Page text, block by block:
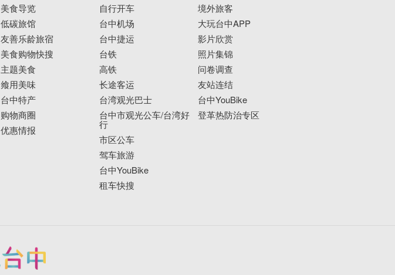
美食导览
低碳旅馆
友善乐龄旅宿
美食购物快搜
主题美食
飨用美味
台中特产
购物商圈
优惠情报
自行开车
台中机场
台中捷运
台铁
高铁
长途客运
台湾观光巴士
台中市观光公车/台湾好
行
市区公车
驾车旅游
台中YouBike
租车快搜
境外旅客
大玩台中APP
影片欣赏
照片集锦
问卷调查
友站连结
台中YouBike
登革热防治专区